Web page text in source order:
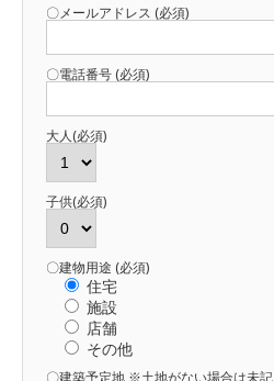
〇メールアドレス (必須)
〇電話番号 (必須)
大人(必須)
子供(必須)
〇建物用途 (必須)
住宅
施設
店舗
その他
〇建築予定地 ※土地がない場合は未記